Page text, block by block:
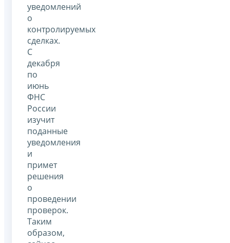
уведомлений
о
контролируемых
сделках.
С
декабря
по
июнь
ФНС
России
изучит
поданные
уведомления
и
примет
решения
о
проведении
проверок.
Таким
образом,